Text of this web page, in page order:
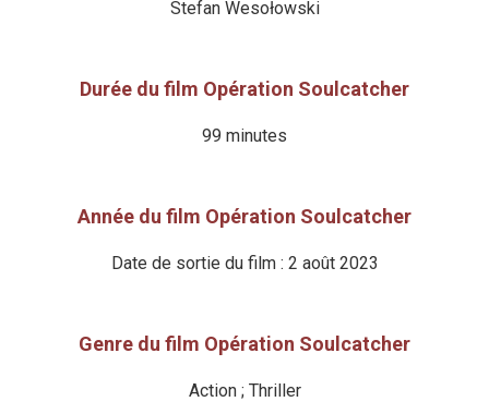
Stefan Wesołowski
Durée du film Opération Soulcatcher
99 minutes
Année du film Opération Soulcatcher
Date de sortie du film : 2 août 2023
Genre du film Opération Soulcatcher
Action ; Thriller